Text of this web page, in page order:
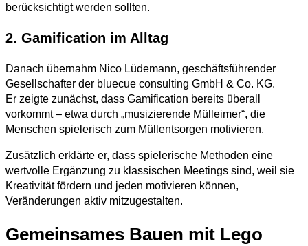
berücksichtigt werden sollten.
2. Gamification im Alltag
Danach übernahm Nico Lüdemann, geschäftsführender
Gesellschafter der bluecue consulting GmbH & Co. KG.
Er zeigte zunächst, dass Gamification bereits überall
vorkommt – etwa durch „musizierende Mülleimer“, die
Menschen spielerisch zum Müllentsorgen motivieren.
Zusätzlich erklärte er, dass spielerische Methoden eine
wertvolle Ergänzung zu klassischen Meetings sind, weil sie
Kreativität fördern und jeden motivieren können,
Veränderungen aktiv mitzugestalten.
Gemeinsames Bauen mit Lego